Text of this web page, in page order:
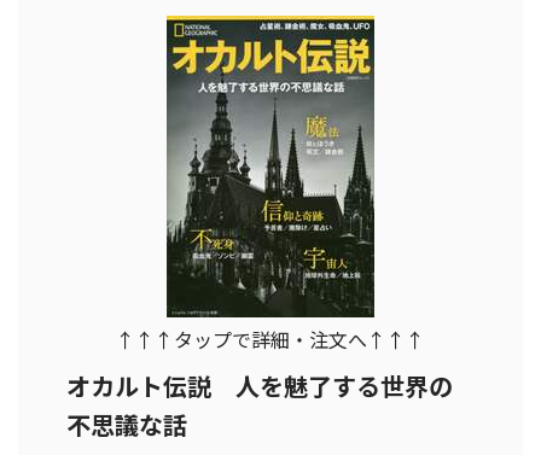
↑↑↑タップで詳細・注文へ↑↑↑
オカルト伝説 人を魅了する世界の
不思議な話